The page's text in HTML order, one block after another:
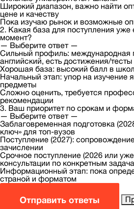
Широкий диапазон, важно найти
цене и качеству
Пока изучаю рынок и возможные
2. Какая база для поступления уже
момент?
— Выберите ответ —
Сильный профиль: международная
английский, есть достижения/тесты
Хорошая база: высокий балл в
Начальный этап: упор на изучение
предметы
Сложно оценить, требуется
рекомендации
3. Ваш приоритет по срокам и
— Выберите ответ —
Заблаговременная подготовка
ключ» для топ-вузов
Поступление (2027):
зачислении
Срочное поступление (2026 или
консультации по конкретным
Информационный этап: пока
страной и форматом
Отправить ответы